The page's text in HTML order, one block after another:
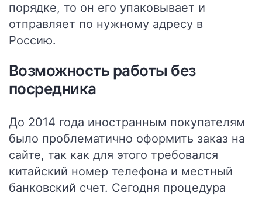
порядке, то он его упаковывает и
отправляет по нужному адресу в
Россию.
Возможность работы без
посредника
До 2014 года иностранным покупателям
было проблематично оформить заказ на
сайте, так как для этого требовался
китайский номер телефона и местный
банковский счет. Сегодня процедура